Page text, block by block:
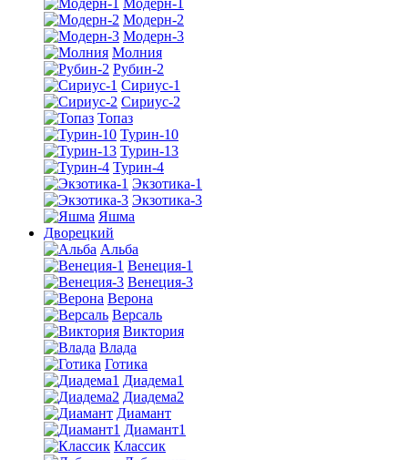
Модерн-1
Модерн-2
Модерн-3
Молния
Рубин-2
Сириус-1
Сириус-2
Топаз
Турин-10
Турин-13
Турин-4
Экзотика-1
Экзотика-3
Яшма
Дворецкий
Альба
Венеция-1
Венеция-3
Верона
Версаль
Виктория
Влада
Готика
Диадема1
Диадема2
Диамант
Диамант1
Классик